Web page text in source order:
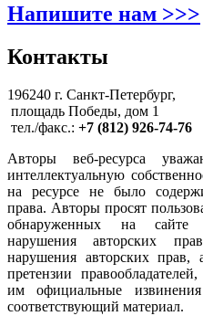
Напишите нам >>>
Контакты
196240 г. Санкт-Петербург,
площадь Победы, дом 1
тел./факс.: +7 (812) 926-74-76
Авторы веб-ресурса
интеллектуальную
на ресурсе не было
права. Авторы просят
обнаруженных на сайте
нарушения авторских
нарушения авторских прав,
претензии
им официальные
соответствующий материал.